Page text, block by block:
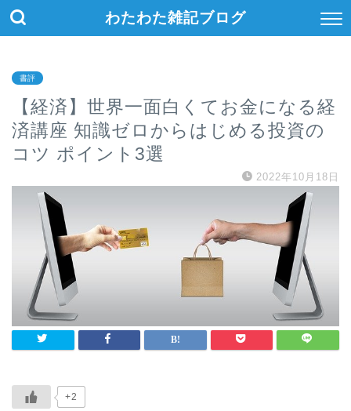
わたわた雑記ブログ
書評
【経済】世界一面白くてお金になる経
済講座 知識ゼロからはじめる投資の
コツ ポイント3選
2022年10月18日
+2